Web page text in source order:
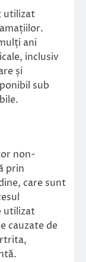
utilizat
ani
inclusiv
și
sub
non-
prin
care sunt
utilizat
cauzate de